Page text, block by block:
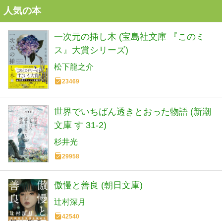
人気の本
一次元の挿し木 (宝島社文庫 『このミ
ス』大賞シリーズ)
松下龍之介
23469
世界でいちばん透きとおった物語 (新潮
文庫 す 31-2)
杉井光
29958
傲慢と善良 (朝日文庫)
辻村深月
42540